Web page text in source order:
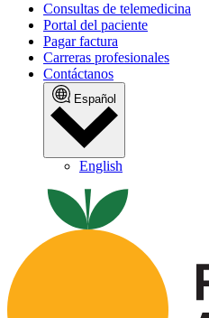
Consultas de telemedicina
Portal del paciente
Pagar factura
Carreras profesionales
Contáctanos
Español
English